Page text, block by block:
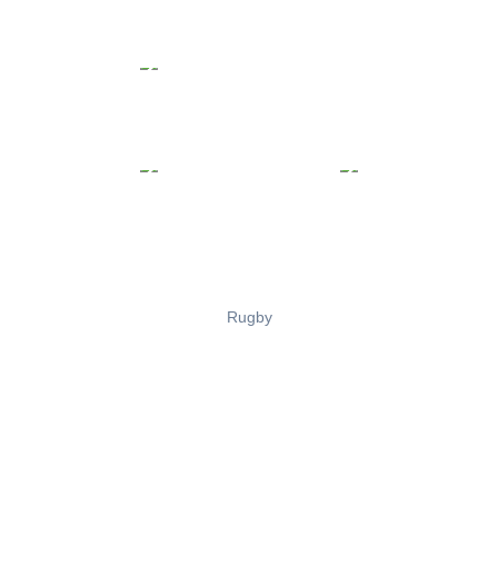
Rugby